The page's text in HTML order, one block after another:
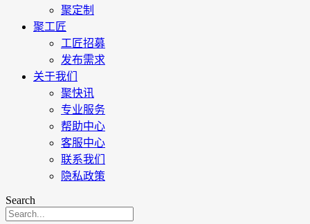
聚定制
聚工匠
工匠招募
发布需求
关于我们
聚快讯
专业服务
帮助中心
客服中心
联系我们
隐私政策
Search